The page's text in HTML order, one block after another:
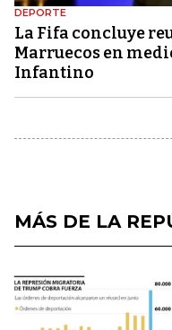
DEPORTE
La Fifa concluye
Marruecos en
Infantino
MÁS DE LA